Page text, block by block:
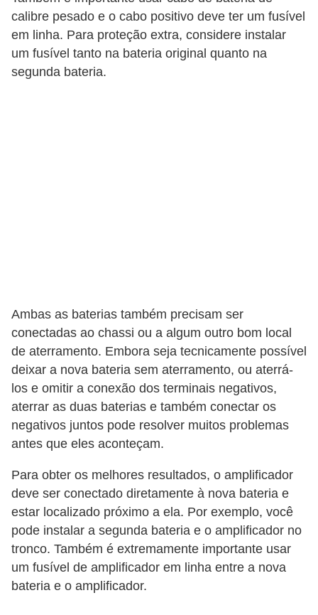
calibre pesado e o cabo positivo deve ter um fusível
em linha. Para proteção extra, considere instalar
um fusível tanto na bateria original quanto na
segunda bateria.
Ambas as baterias também precisam ser
conectadas ao chassi ou a algum outro bom local
de aterramento. Embora seja tecnicamente possível
deixar a nova bateria sem aterramento, ou aterrá-
los e omitir a conexão dos terminais negativos,
aterrar as duas baterias e também conectar os
negativos juntos pode resolver muitos problemas
antes que eles aconteçam.
Para obter os melhores resultados, o amplificador
deve ser conectado diretamente à nova bateria e
estar localizado próximo a ela. Por exemplo, você
pode instalar a segunda bateria e o amplificador no
tronco. Também é extremamente importante usar
um fusível de amplificador em linha entre a nova
bateria e o amplificador.
s
p
o
r
o
T
u
i
g
V
e
í
c
u